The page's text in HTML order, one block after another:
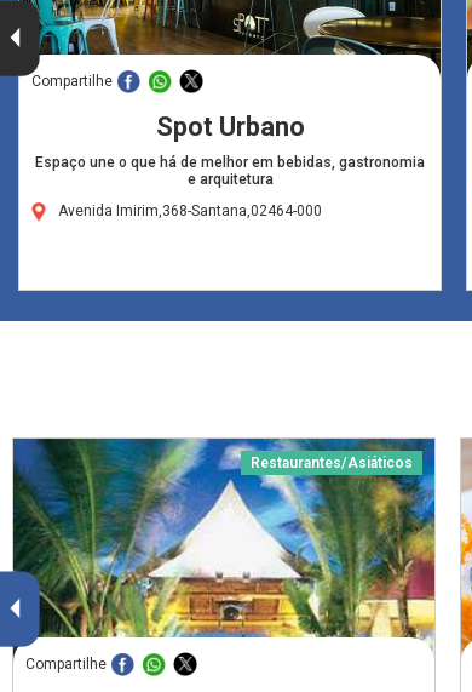
Compartilhe
Spot Urbano
Espaço une o que há de melhor em bebidas, gastronomia
e arquitetura
Avenida Imirim,368-Santana,02464-000
Restaurantes/Asiáticos
Compartilhe